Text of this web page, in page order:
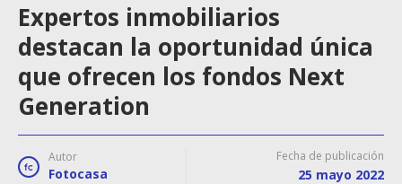
Expertos inmobiliarios
destacan la oportunidad única
que ofrecen los fondos Next
Generation
Autor
Fotocasa
Fecha de publicación
25 mayo 2022